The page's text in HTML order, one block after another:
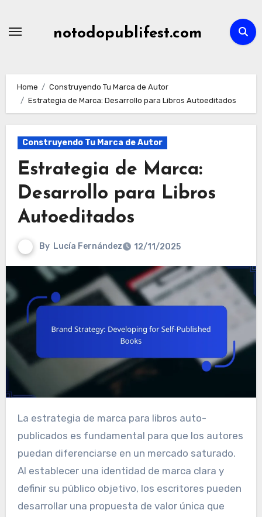
notodopublifest.com
Home
Construyendo Tu Marca de Autor
Estrategia de Marca: Desarrollo para Libros Autoeditados
Construyendo Tu Marca de Autor
Estrategia de Marca:
Desarrollo para Libros
Autoeditados
By Lucía Fernández 12/11/2025
La estrategia de marca para libros auto-
publicados es fundamental para que los autores
puedan diferenciarse en un mercado saturado.
Al establecer una identidad de marca clara y
definir su público objetivo, los escritores pueden
desarrollar una propuesta de valor única que